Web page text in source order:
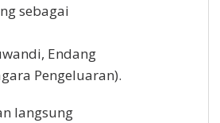
sebagai
Endang
Pengeluaran).
langsung